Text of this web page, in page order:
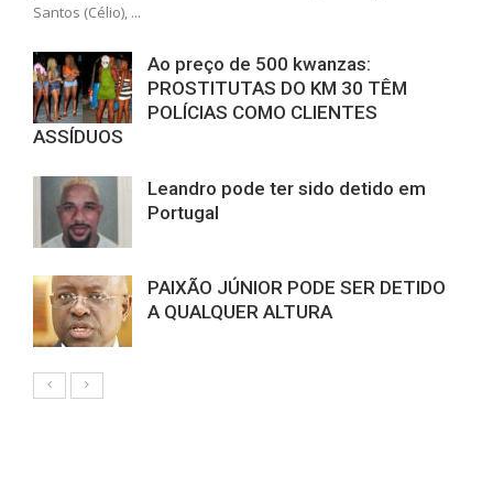
Santos (Célio), ...
Ao preço de 500 kwanzas:
PROSTITUTAS DO KM 30 TÊM
POLÍCIAS COMO CLIENTES
ASSÍDUOS
Leandro pode ter sido detido em
Portugal
PAIXÃO JÚNIOR PODE SER DETIDO
A QUALQUER ALTURA